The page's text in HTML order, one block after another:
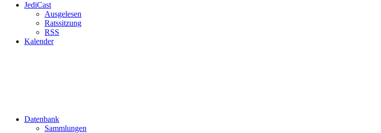
JediCast
Ausgelesen
Ratssitzung
RSS
Kalender
Datenbank
Sammlungen